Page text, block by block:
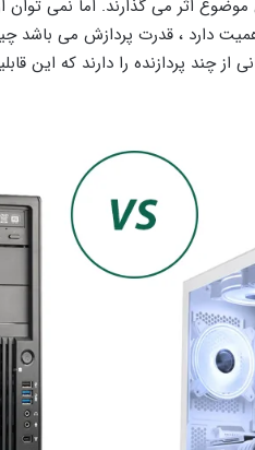
اثر می گذارند. اما نمی توان
دارد ، قدرت پردازش می باشد